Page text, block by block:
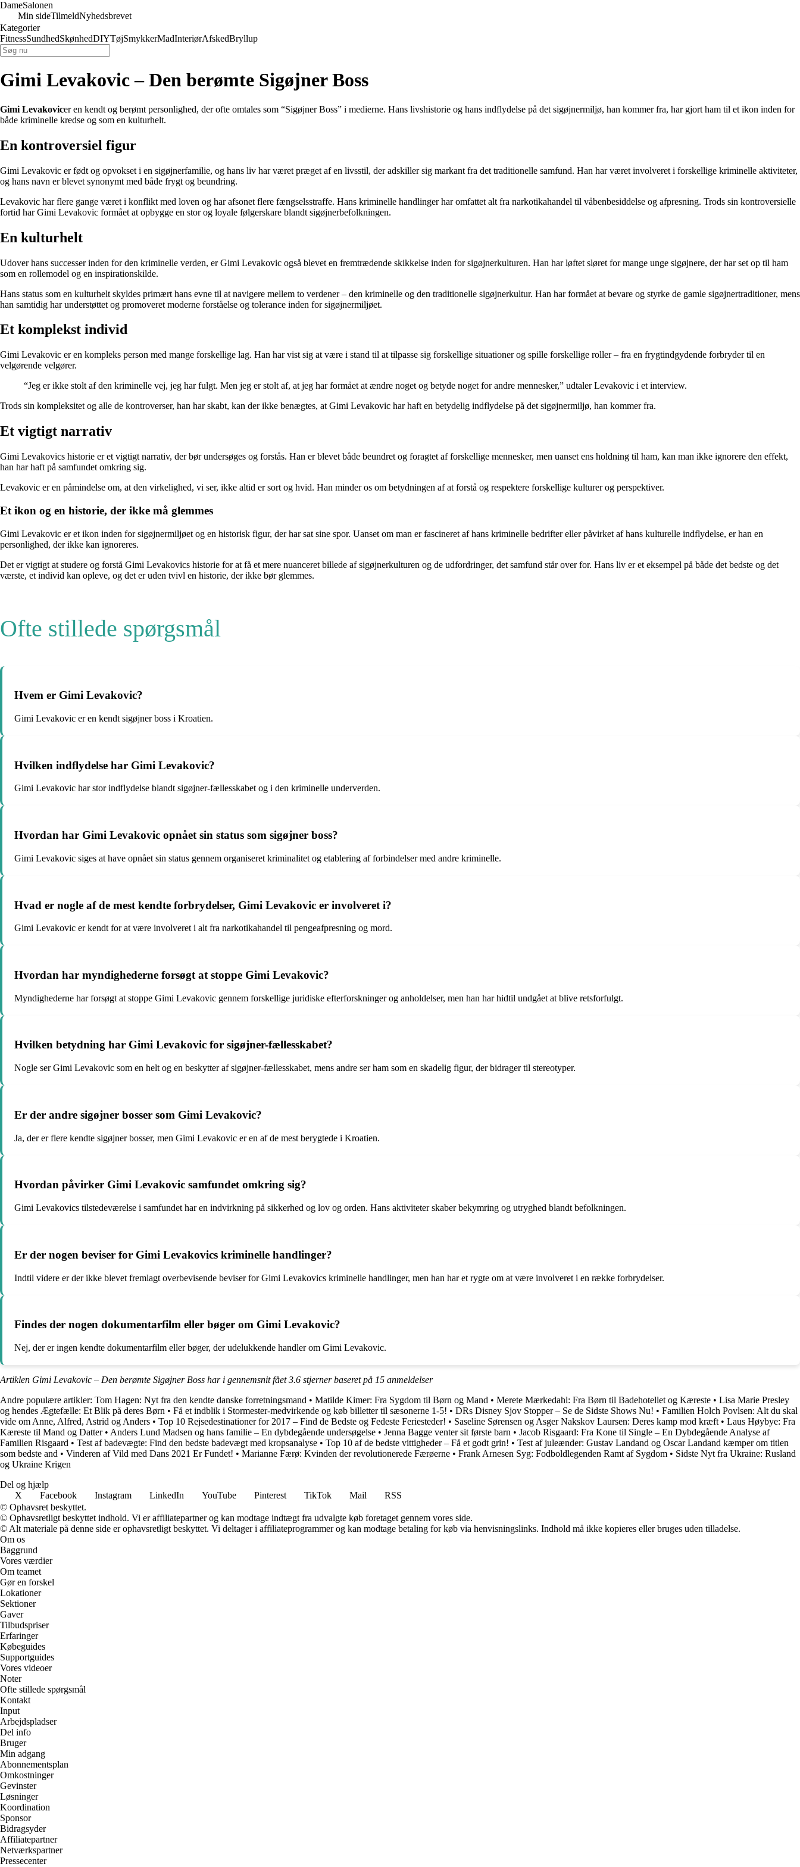
DameSalonen
Min sideTilmeldNyhedsbrevet
Kategorier
FitnessSundhedSkønhedDIYTøjSmykkerMadInteriørAfskedBryllup
Gimi Levakovic – Den berømte Sigøjner Boss
Gimi Levakovicer en kendt og berømt personlighed, der ofte omtales som “Sigøjner Boss” i medierne. Hans livshistorie og hans indflydelse på det sigøjnermiljø, han kommer fra, har gjort ham til et ikon inden for
både kriminelle kredse og som en kulturhelt.
En kontroversiel figur
Gimi Levakovic er født og opvokset i en sigøjnerfamilie, og hans liv har været præget af en livsstil, der adskiller sig markant fra det traditionelle samfund. Han har været involveret i forskellige kriminelle aktiviteter,
og hans navn er blevet synonymt med både frygt og beundring.
Levakovic har flere gange været i konflikt med loven og har afsonet flere fængselsstraffe. Hans kriminelle handlinger har omfattet alt fra narkotikahandel til våbenbesiddelse og afpresning. Trods sin kontroversielle
fortid har Gimi Levakovic formået at opbygge en stor og loyale følgerskare blandt sigøjnerbefolkningen.
En kulturhelt
Udover hans successer inden for den kriminelle verden, er Gimi Levakovic også blevet en fremtrædende skikkelse inden for sigøjnerkulturen. Han har løftet sløret for mange unge sigøjnere, der har set op til ham
som en rollemodel og en inspirationskilde.
Hans status som en kulturhelt skyldes primært hans evne til at navigere mellem to verdener – den kriminelle og den traditionelle sigøjnerkultur. Han har formået at bevare og styrke de gamle sigøjnertraditioner, mens
han samtidig har understøttet og promoveret moderne forståelse og tolerance inden for sigøjnermiljøet.
Et komplekst individ
Gimi Levakovic er en kompleks person med mange forskellige lag. Han har vist sig at være i stand til at tilpasse sig forskellige situationer og spille forskellige roller – fra en frygtindgydende forbryder til en
velgørende velgører.
“Jeg er ikke stolt af den kriminelle vej, jeg har fulgt. Men jeg er stolt af, at jeg har formået at ændre noget og betyde noget for andre mennesker,” udtaler Levakovic i et interview.
Trods sin kompleksitet og alle de kontroverser, han har skabt, kan der ikke benægtes, at Gimi Levakovic har haft en betydelig indflydelse på det sigøjnermiljø, han kommer fra.
Et vigtigt narrativ
Gimi Levakovics historie er et vigtigt narrativ, der bør undersøges og forstås. Han er blevet både beundret og foragtet af forskellige mennesker, men uanset ens holdning til ham, kan man ikke ignorere den effekt,
han har haft på samfundet omkring sig.
Levakovic er en påmindelse om, at den virkelighed, vi ser, ikke altid er sort og hvid. Han minder os om betydningen af at forstå og respektere forskellige kulturer og perspektiver.
Et ikon og en historie, der ikke må glemmes
Gimi Levakovic er et ikon inden for sigøjnermiljøet og en historisk figur, der har sat sine spor. Uanset om man er fascineret af hans kriminelle bedrifter eller påvirket af hans kulturelle indflydelse, er han en
personlighed, der ikke kan ignoreres.
Det er vigtigt at studere og forstå Gimi Levakovics historie for at få et mere nuanceret billede af sigøjnerkulturen og de udfordringer, det samfund står over for. Hans liv er et eksempel på både det bedste og det
værste, et individ kan opleve, og det er uden tvivl en historie, der ikke bør glemmes.
Ofte stillede spørgsmål
Hvem er Gimi Levakovic?
Gimi Levakovic er en kendt sigøjner boss i Kroatien.
Hvilken indflydelse har Gimi Levakovic?
Gimi Levakovic har stor indflydelse blandt sigøjner-fællesskabet og i den kriminelle underverden.
Hvordan har Gimi Levakovic opnået sin status som sigøjner boss?
Gimi Levakovic siges at have opnået sin status gennem organiseret kriminalitet og etablering af forbindelser med andre kriminelle.
Hvad er nogle af de mest kendte forbrydelser, Gimi Levakovic er involveret i?
Gimi Levakovic er kendt for at være involveret i alt fra narkotikahandel til pengeafpresning og mord.
Hvordan har myndighederne forsøgt at stoppe Gimi Levakovic?
Myndighederne har forsøgt at stoppe Gimi Levakovic gennem forskellige juridiske efterforskninger og anholdelser, men han har hidtil undgået at blive retsforfulgt.
Hvilken betydning har Gimi Levakovic for sigøjner-fællesskabet?
Nogle ser Gimi Levakovic som en helt og en beskytter af sigøjner-fællesskabet, mens andre ser ham som en skadelig figur, der bidrager til stereotyper.
Er der andre sigøjner bosser som Gimi Levakovic?
Ja, der er flere kendte sigøjner bosser, men Gimi Levakovic er en af de mest berygtede i Kroatien.
Hvordan påvirker Gimi Levakovic samfundet omkring sig?
Gimi Levakovics tilstedeværelse i samfundet har en indvirkning på sikkerhed og lov og orden. Hans aktiviteter skaber bekymring og utryghed blandt befolkningen.
Er der nogen beviser for Gimi Levakovics kriminelle handlinger?
Indtil videre er der ikke blevet fremlagt overbevisende beviser for Gimi Levakovics kriminelle handlinger, men han har et rygte om at være involveret i en række forbrydelser.
Findes der nogen dokumentarfilm eller bøger om Gimi Levakovic?
Nej, der er ingen kendte dokumentarfilm eller bøger, der udelukkende handler om Gimi Levakovic.
Artiklen Gimi Levakovic – Den berømte Sigøjner Boss har i gennemsnit fået3.6 stjerner baseret på 15 anmeldelser
Andre populære artikler: Tom Hagen: Nyt fra den kendte danske forretningsmand • Matilde Kimer: Fra Sygdom til Børn og Mand • Merete Mærkedahl: Fra Børn til Badehotellet og Kæreste • Lisa Marie Presley
og hendes Ægtefælle: Et Blik på deres Børn • Få et indblik i Stormester-medvirkende og køb billetter til sæsonerne 1-5! • DRs Disney Sjov Stopper – Se de Sidste Shows Nu! • Familien Holch Povlsen: Alt du skal
vide om Anne, Alfred, Astrid og Anders • Top 10 Rejsedestinationer for 2017 – Find de Bedste og Fedeste Feriesteder! • Saseline Sørensen og Asger Nakskov Laursen: Deres kamp mod kræft • Laus Høybye: Fra
Kæreste til Mand og Datter• Anders Lund Madsen og hans familie – En dybdegående undersøgelse • Jenna Bagge venter sit første barn • Jacob Risgaard: Fra Kone til Single – En Dybdegående Analyse af
Familien Risgaard • Test af badevægte: Find den bedste badevægt med kropsanalyse • Top 10 af de bedste vittigheder – Få et godt grin! • Test af juleænder: Gustav Landand og Oscar Landand kæmper om titlen
som bedste and • Vinderen af Vild med Dans 2021 Er Fundet! • Marianne Færø: Kvinden der revolutionerede Færøerne • Frank Arnesen Syg: Fodboldlegenden Ramt af Sygdom • Sidste Nyt fra Ukraine: Rusland
og Ukraine Krigen
Del og hjælp
X
Facebook Instagram LinkedIn YouTube Pinterest TikTok Mail
RSS
© Ophavsret beskyttet.
© Ophavsretligt beskyttet indhold. Vi er affiliatepartner og kan modtage indtægt fra udvalgte køb foretaget gennem vores side.
© Alt materiale på denne side er ophavsretligt beskyttet. Vi deltager i affiliateprogrammer og kan modtage betaling for køb via henvisningslinks. Indhold må ikke kopieres eller bruges uden tilladelse.
Om os
Baggrund
Vores værdier
Om teamet
Gør en forskel
Lokationer
Sektioner
Gaver
Tilbudspriser
Erfaringer
Købeguides
Supportguides
Vores videoer
Noter
Ofte stillede spørgsmål
Kontakt
Input
Arbejdspladser
Del info
Bruger
Min adgang
Abonnementsplan
Omkostninger
Gevinster
Løsninger
Koordination
Sponsor
Bidragsyder
Affiliatepartner
Netværkspartner
Pressecenter